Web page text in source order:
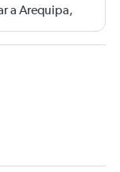
a Arequipa,
cinta del
muy
y lo